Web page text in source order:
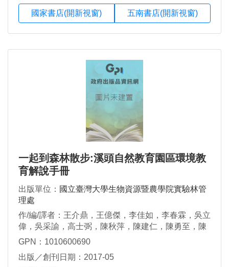
國家書店(開新視窗) 五南書店(開新視窗)
一起到森林散步:溪頭自然教育園區環境教
育解說手冊
出版單位： 國立臺灣大學生物資源暨農學院實驗林管
理處
作/編/譯者：王介鼎，王億傑，李佳如，李春霖，吳立
偉，吳采諭，高士弼，陳秋萍，陳建仁，陳勇至，陳
陽發，陳潔音，郭福麟，游崇瑋，莊閔傑，黃憶汝，
劉威廷，蕭文偉，賴彥任，鍾立展
GPN：1010600690
出版／創刊日期：2017-05